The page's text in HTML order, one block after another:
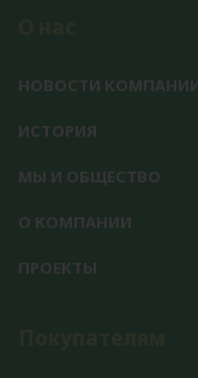
НОВОСТИ
ИСТОРИЯ
МЫ И ОБЩЕСТВО
О КОМПАНИИ
ПРОЕКТЫ